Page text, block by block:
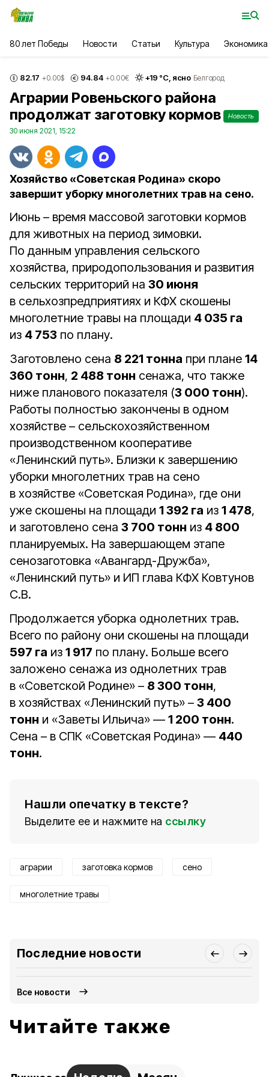
80 лет Победы Новости Статьи Культура Экономика
82.17 +0.00$ 94.84 +0.00€ +19 °С, ясно Белгород
Аграрии Ровеньского района
продолжат заготовку кормов
Новость
30 июня 2021, 15:22
Хозяйство «Советская Родина» скоро
завершит уборку многолетних трав на сено.
Июнь – время массовой заготовки кормов
для животных на период зимовки.
По данным управления сельского
хозяйства, природопользования и развития
сельских территорий на 30 июня
в сельхозпредприятиях и КФХ скошены
многолетние травы на площади 4 035 га
из 4 753 по плану.
Заготовлено сена 8 221 тонна при плане 14
360 тонн, 2 488 тонн сенажа, что также
ниже планового показателя (3 000 тонн).
Работы полностью закончены в одном
хозяйстве – сельскохозяйственном
производственном кооперативе
«Ленинский путь». Близки к завершению
уборки многолетних трав на сено
в хозяйстве «Советская Родина», где они
уже скошены на площади 1 392 га из 1 478,
и заготовлено сена 3 700 тонн из 4 800
планируемых. На завершающем этапе
сенозаготовка «Авангард-Дружба»,
«Ленинский путь» и ИП глава КФХ Ковтунов
С.В.
Продолжается уборка однолетних трав.
Всего по району они скошены на площади
597 га из 1 917 по плану. Больше всего
заложено сенажа из однолетних трав
в «Советской Родине» – 8 300 тонн,
в хозяйствах «Ленинский путь» – 3 400
тонн и «Заветы Ильича» — 1 200 тонн.
Сена – в СПК «Советская Родина» — 440
тонн.
Нашли опечатку в тексте?
Выделите ее и нажмите на ссылку
аграрии заготовка кормов сено
многолетние травы
Последние новости
Все новости
Читайте также